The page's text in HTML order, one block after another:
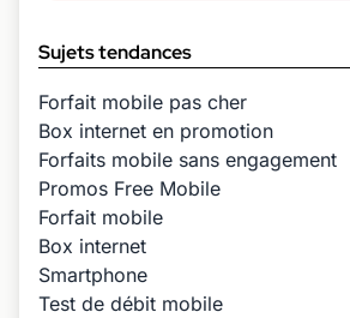
Sujets tendances
Forfait mobile pas cher
Box internet en promotion
Forfaits mobile sans engagement
Promos Free Mobile
Forfait mobile
Box internet
Smartphone
Test de débit mobile